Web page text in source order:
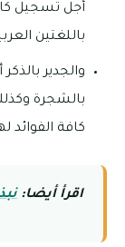
أجل تسجيل
باللغتين
والجدير
بالشجرة
كافة الفوائد
اقرأ أيضا: